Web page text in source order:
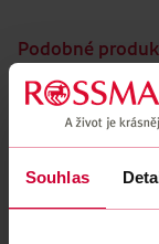
Souhlas
Podobné